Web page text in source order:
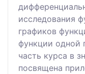
исследования
графиков
функции одной
часть курса в
посвящена